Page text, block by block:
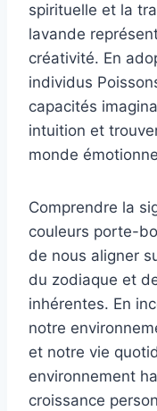
spirituelle et la
lavande
créativité. En
individus
capacités
intuition et
monde
Comprendre la
couleurs porte-
de nous aligner
du zodiaque et
inhérentes. En
notre
et notre vie
environnement
croissance